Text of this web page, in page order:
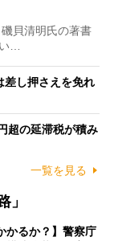
貝清明氏の著書
…
差し押さえを免れ
超の延滞税が積み
一覧を見る
」
かるか？】警察庁